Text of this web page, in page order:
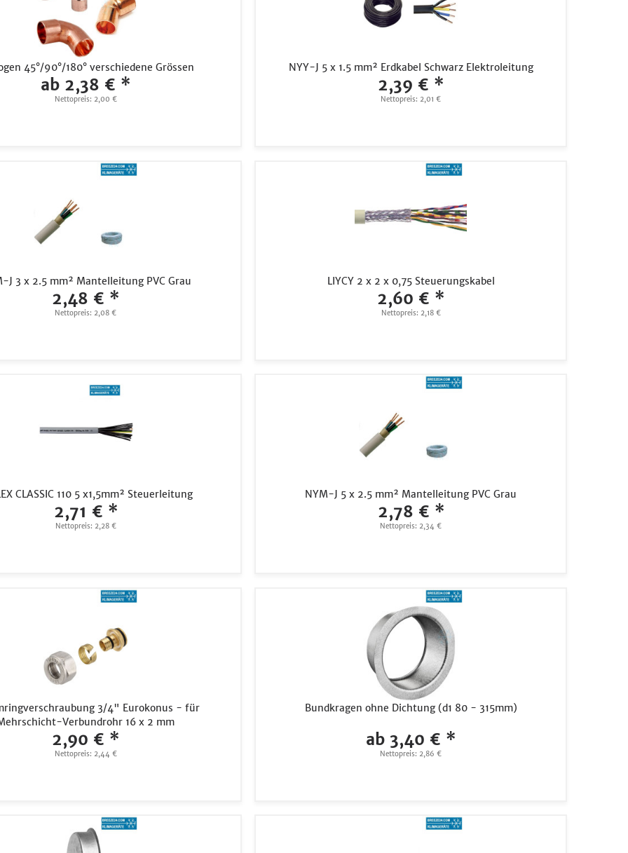
45°/90°/180° verschiedene Grössen
ab 2,38 € *
Nettopreis: 2,00 €
NYY-J 5 x 1.5 mm² Erdkabel Schwarz Elektroleitung
2,39 € *
Nettopreis: 2,01 €
J 3 x 2.5 mm² Mantelleitung PVC Grau
2,48 € *
Nettopreis: 2,08 €
LIYCY 2 x 2 x 0,75 Steuerungskabel
2,60 € *
Nettopreis: 2,18 €
CLASSIC 110 5 x1,5mm² Steuerleitung
2,71 € *
Nettopreis: 2,28 €
NYM-J 5 x 2.5 mm² Mantelleitung PVC Grau
2,78 € *
Nettopreis: 2,34 €
3/4" Eurokonus - für
Verbundrohr 16 x 2 mm
2,90 € *
Nettopreis: 2,44 €
Bundkragen ohne Dichtung (d1 80 - 315mm)
ab 3,40 € *
Nettopreis: 2,86 €